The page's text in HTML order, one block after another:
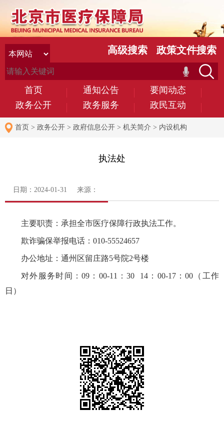
首页 通知公告
要闻动态
政务公开
政务服务 政民互动
高级搜索 政策文件搜索
首页 > 政务公开 > 政府信息公开 > 机关简介 > 内设机构
执法处
日期：2024-01-31 来源：
主要职责：承担全市医疗保障行政执法工作。
欺诈骗保举报电话：010-55524657
办公地址：通州区留庄路5号院2号楼
对外服务时间：09：00-11：30 14：00-17：00 （ 工作
日 ）